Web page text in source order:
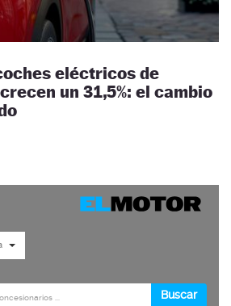
eléctricos de
un 31,5%: el cambio